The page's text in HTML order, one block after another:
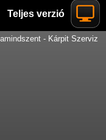
Teljes verzió
- Kárpit Szerviz